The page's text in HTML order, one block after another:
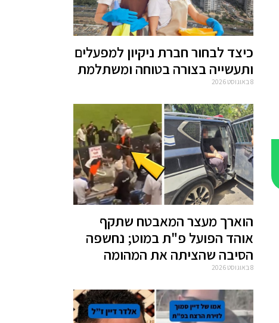
כיצד לבחור חברת ניקיון למפעלים
ותעשייה בצורה בטוחה ומשתלמת
8 באוגוסט 2026
הוארך מעצר המאבטח שתקף
אוהד הפועל פ"ת במוט; נחשפה
הסיבה שהציתה את המהומה
8 באוגוסט 2026